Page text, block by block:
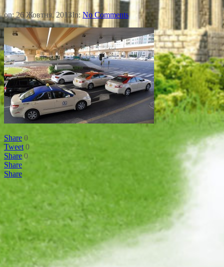
on:26 Жовтня, 2013In:No Comments
Share 0
Tweet 0
Share 0
Share
Share